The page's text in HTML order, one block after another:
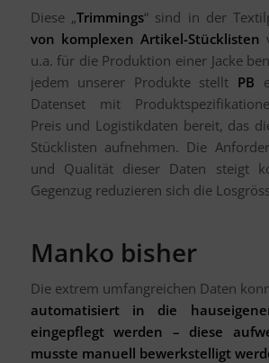
Diese „Trimmings“ sind in der
von komplexen Artikel-Stücklisten
u.a. für die Produktion einer Jacke
jedem unserer Produkte stellt PB
Datenset mit
Preis und Logistikdaten bereit, das
Stücklisten aufnehmen. Die
und Qualität dieser Daten steigt
Gegenzug reduzieren sich die
Manko bisher
Die extrem umfangreichen Daten
automatisiert in die
eingepflegt werden – diese
musste manuell bewerkstelligt